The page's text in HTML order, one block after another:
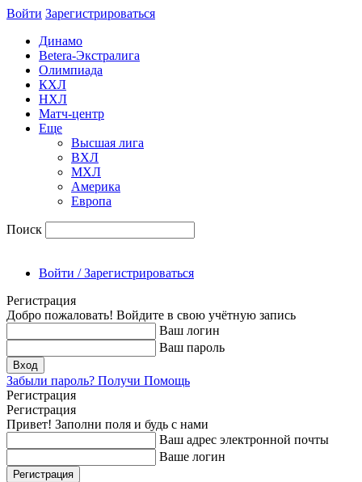
Войти Зарегиcтрироваться
Динамо
Betera-Экстралига
Олимпиада
КХЛ
НХЛ
Матч-центр
Еще
Высшая лига
ВХЛ
МХЛ
Америка
Европа
Поиск
Войти / Зарегистрироваться
Регистрация
Добро пожаловать! Войдите в свою учётную запись
Ваш логин
Ваш пароль
Забыли пароль? Получи Помощь
Регистрация
Регистрация
Привет! Заполни поля и будь с нами
Ваш адрес электронной почты
Ваше логин